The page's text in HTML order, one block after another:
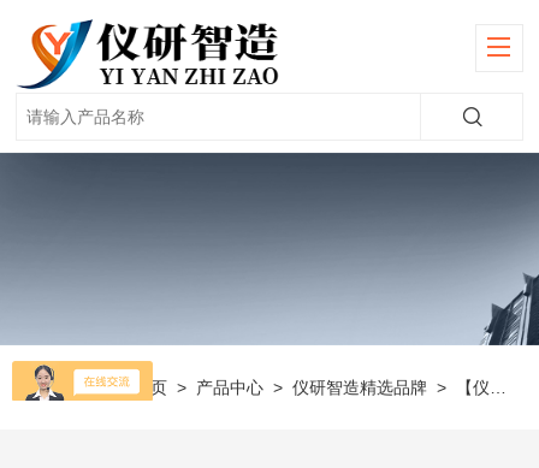
当前位置： 首页 > 产品中心 >仪研智造精选品牌 > 【仪电物光】折射仪